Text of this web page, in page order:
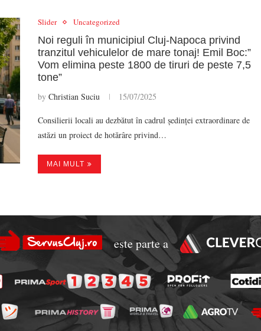
Slider Uncategorized
Noi reguli în municipiul Cluj-Napoca privind
tranzitul vehiculelor de mare tonaj! Emil Boc:”
Vom elimina peste 1800 de tiruri de peste 7,5
tone”
by Christian Suciu 15/07/2025
Consilierii locali au dezbătut în cadrul ședinței extraordinare de
astăzi un proiect de hotărâre privind…
MAI MULT
este parte a